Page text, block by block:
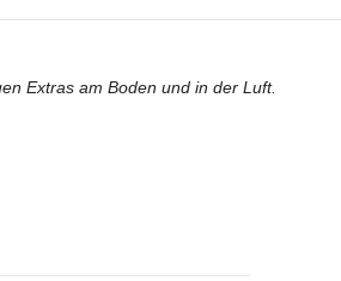
Extras am Boden und in der Luft.